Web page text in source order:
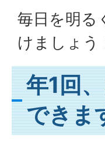
毎日を明る
けましょう
年1回
できま